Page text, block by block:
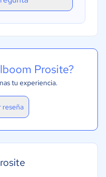
Prosite?
tu experiencia.
reseña